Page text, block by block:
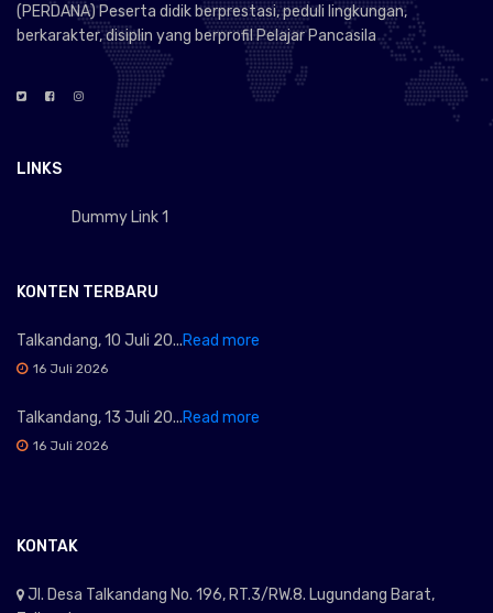
(PERDANA) Peserta didik berprestasi, peduli lingkungan,
berkarakter, disiplin yang berprofil Pelajar Pancasila
LINKS
Dummy Link 1
KONTEN TERBARU
Talkandang, 10 Juli 20...Read more
16 Juli 2026
Talkandang, 13 Juli 20...Read more
16 Juli 2026
KONTAK
Jl. Desa Talkandang No. 196, RT.3/RW.8. Lugundang Barat,